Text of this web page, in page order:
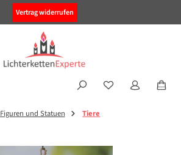
Vertrag widerrufen
Figuren und Statuen Tiere